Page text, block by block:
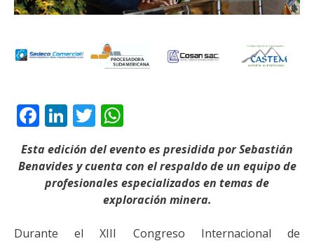
Facebook
LinkedIn
Twitter
Esta edición del evento es presidida por Sebastián
Benavides y cuenta con el respaldo de un equipo de
profesionales especializados en temas de
exploración minera.
Durante el XIII Congreso Internacional de